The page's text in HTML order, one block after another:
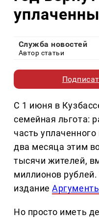
Служба новостей
Автор статьи
С 1 июня в
семейная льгота:
часть
два месяца этим
тысячи жителей,
миллионов
издание
Но просто иметь